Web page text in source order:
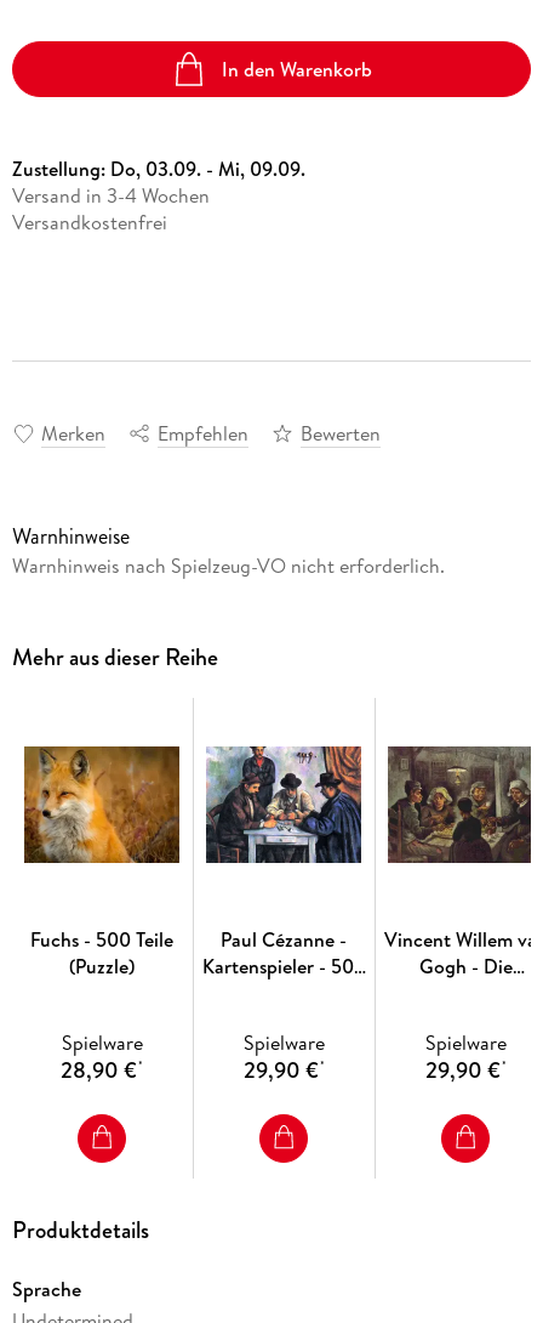
In den Warenkorb
Zustellung: Do, 03.09. - Mi, 09.09.
Versand in 3-4 Wochen
Versandkostenfrei
Merken Empfehlen Bewerten
Warnhinweise
Warnhinweis nach Spielzeug-VO nicht erforderlich.
Mehr aus dieser Reihe
Fuchs - 500 Teile
(Puzzle)
Spielware
28,90 €*
Paul Cézanne -
Kartenspieler - 500
Spielware
29,90 €*
Vincent Willem
Gogh - Die
Spielware
29,90 €*
Produktdetails
Sprache